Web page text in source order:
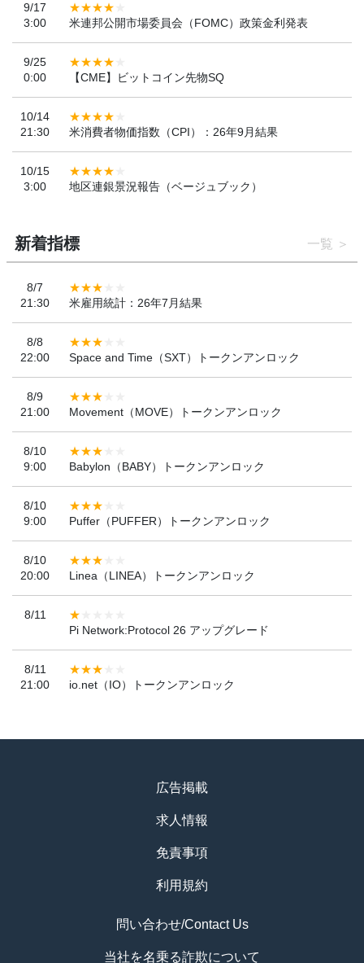
9/17
3:00
米連邦公開市場委員会（FOMC）政策金利発表
9/25
0:00
【CME】ビットコイン先物SQ
10/14
21:30
米消費者物価指数（CPI）：26年9月結果
10/15
3:00
地区連銀景況報告（ベージュブック）
新着指標 一覧
8/7
21:30
米雇用統計：26年7月結果
8/8
22:00
Space and Time（SXT）トークンアンロック
8/9
21:00
Movement（MOVE）トークンアンロック
8/10
9:00
Babylon（BABY）トークンアンロック
8/10
9:00
Puffer（PUFFER）トークンアンロック
8/10
20:00
Linea（LINEA）トークンアンロック
8/11
Pi Network:Protocol 26 アップグレード
8/11
21:00
io.net（IO）トークンアンロック
広告掲載
求人情報
免責事項
利用規約
問い合わせ/Contact Us
当社を名乗る詐欺について